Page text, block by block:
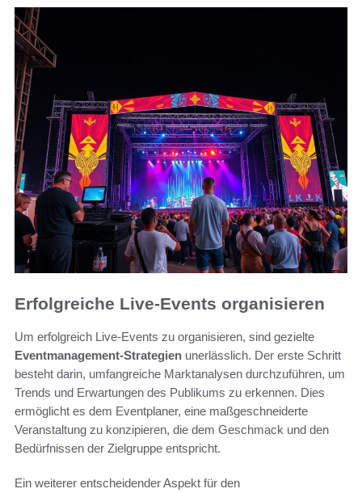
Erfolgreiche Live-Events organisieren
Um erfolgreich Live-Events zu organisieren, sind gezielte
Eventmanagement-Strategien unerlässlich. Der erste Schritt
besteht darin, umfangreiche Marktanalysen durchzuführen, um
Trends und Erwartungen des Publikums zu erkennen. Dies
ermöglicht es dem Eventplaner, eine maßgeschneiderte
Veranstaltung zu konzipieren, die dem Geschmack und den
Bedürfnissen der Zielgruppe entspricht.
Ein weiterer entscheidender Aspekt für den